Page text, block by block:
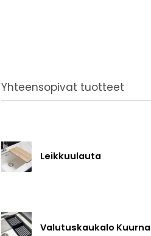
Yhteensopivat tuotteet
Leikkuulauta
Valutuskaukalo Kuurna